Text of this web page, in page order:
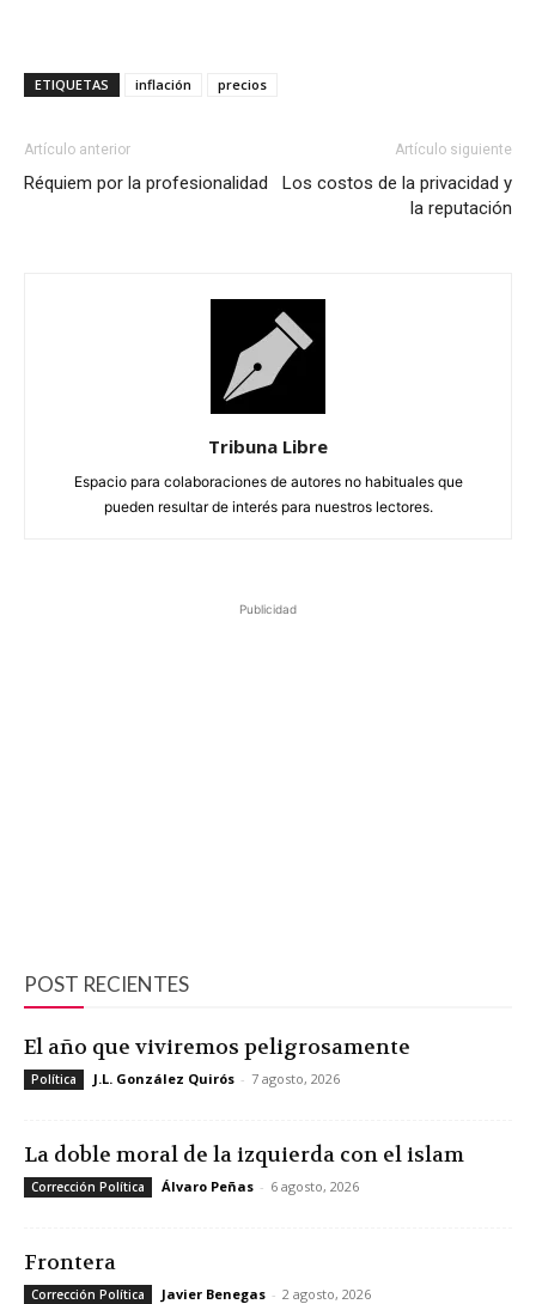
ETIQUETAS inflación precios
Artículo anterior
Réquiem por la profesionalidad
Artículo siguiente
Los costos de la privacidad y
la reputación
Tribuna Libre
Espacio para colaboraciones de autores no habituales que
pueden resultar de interés para nuestros lectores.
Publicidad
POST RECIENTES
El año que viviremos peligrosamente
Política J.L. González Quirós - 7 agosto, 2026
La doble moral de la izquierda con el islam
Corrección Política Álvaro Peñas - 6 agosto, 2026
Frontera
Corrección Política Javier Benegas - 2 agosto, 2026